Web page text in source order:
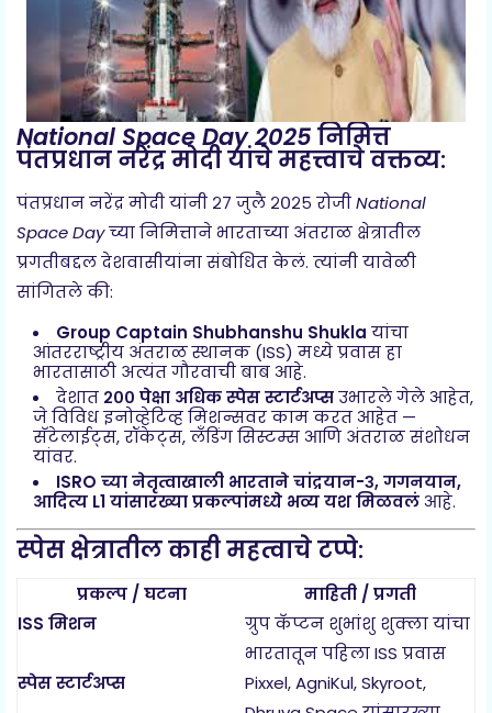
National Space Day 2025 निमित्त
पंतप्रधान नरेंद्र मोदी यांचे महत्त्वाचे वक्तव्य:
पंतप्रधान नरेंद्र मोदी यांनी २७ जुलै २०२५ रोजीNational
Space Dayच्या निमित्ताने भारताच्या अंतराळ क्षेत्रातील
प्रगतीबद्दल देशवासीयांना संबोधित केलं. त्यांनी यावेळी
सांगितले की:
Group Captain Shubhanshu Shukla यांचा
आंतरराष्ट्रीय अंतराळ स्थानक (ISS) मध्ये प्रवास हा
भारतासाठी अत्यंत गौरवाची बाब आहे.
देशात २०० पेक्षा अधिक स्पेस स्टार्टअप्सउभारले गेले आहेत,
जे विविध इनोव्हेटिव्ह मिशन्सवर काम करत आहेत —
सॅटेलाईट्स, रॉकेट्स, लँडिंग सिस्टम्स आणि अंतराळ संशोधन
यांवर.
ISRO च्या नेतृत्वाखाली भारताने चांद्रयान-३, गगनयान,
आदित्य L1 यांसारख्या प्रकल्पांमध्ये भव्य यश मिळवलंआहे.
स्पेस क्षेत्रातील काही महत्वाचे टप्पे:
प्रकल्प / घटना
माहिती / प्रगती
ISS मिशन
ग्रुप कॅप्टन शुभांशु शुक्ला यांचा
भारतातून पहिला ISS प्रवास
स्पेस स्टार्टअप्स
Pixxel, AgniKul, Skyroot,